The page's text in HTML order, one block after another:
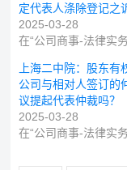
定代表人涤除登记之
2025-03-28
在“公司商事-法律实
上海二中院：股东有
公司与相对人签订的
议提起代表仲裁吗？
2025-03-28
在“公司商事-法律实